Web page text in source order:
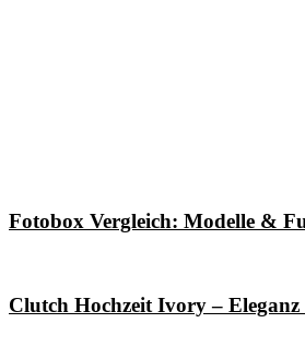
Fotobox Vergleich: Modelle &
Clutch Hochzeit Ivory –